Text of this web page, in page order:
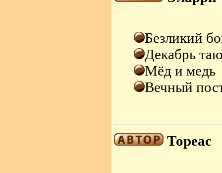
Безликий
Декабрь
Мёд и медь
Вечный
Тореас